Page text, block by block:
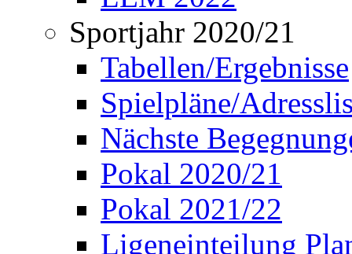
Sportjahr 2020/21
Tabellen/Ergebnisse
Spielpläne/
Nächste
Pokal 2020/21
Pokal 2021/22
Ligeneinteilung